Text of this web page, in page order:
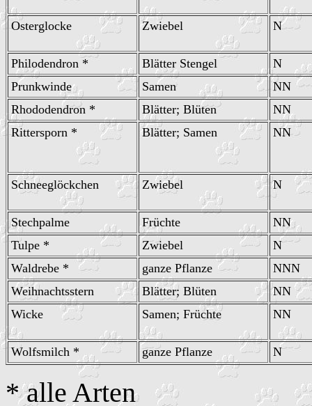
Osterglocke Zwiebel N
Philodendron * Blätter Stengel
N
Prunkwinde
Samen
NN
Rhododendron *
Blätter; Blüten
NN
Rittersporn *
Blätter; Samen NN
Schneeglöckchen Zwiebel N
Stechpalme Früchte
NN
Tulpe *
Zwiebel
N
Waldrebe *
ganze Pflanze
NNN
Weihnachtsstern
Blätter; Blüten
NN
Wicke
Samen; Früchte NN
Wolfsmilch * ganze Pflanze N
* alle Arten